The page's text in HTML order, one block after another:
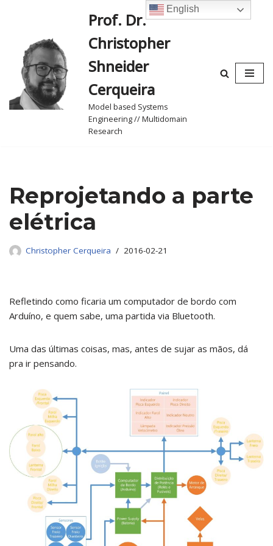
content
Prof. Dr.
Christopher
Shneider
Cerqueira
Model based Systems
Engineering // Multidomain
Research
Reprojetando a parte
elétrica
Christopher Cerqueira 2016-02-21
Refletindo como ficaria um computador de bordo com
Arduíno, e quem sabe, uma partida via Bluetooth.
Uma das últimas coisas, mas, antes de sujar as mãos, dá
pra ir pensando.
English